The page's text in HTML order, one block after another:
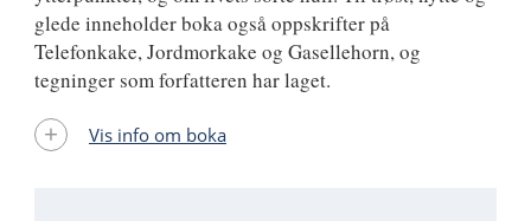
glede inneholder boka også oppskrifter på
Telefonkake, Jordmorkake og Gasellehorn, og
tegninger som forfatteren har laget.
Vis info om boka